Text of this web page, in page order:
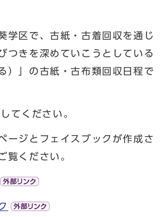
学区で、古紙・古着回収を通じ
つきを深めていこうとしている
）」の古紙・古布類回収日程で
てください。
ージとフェイスブックが作成さ
覧ください。